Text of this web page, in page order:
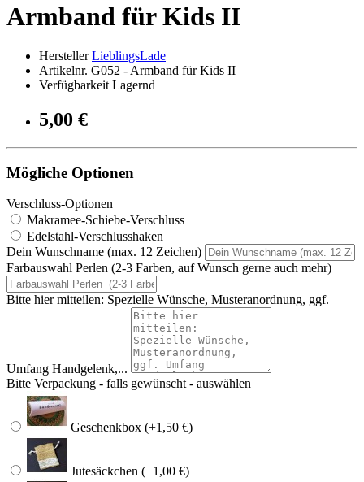
Armband für Kids II
HerstellerLieblingsLade
Artikelnr. G052 - Armband für Kids II
Verfügbarkeit Lagernd
5,00 €
Mögliche Optionen
Verschluss-Optionen
Makramee-Schiebe-Verschluss
Edelstahl-Verschlusshaken
Dein Wunschname (max. 12 Zeichen)
Farbauswahl Perlen (2-3 Farben, auf Wunsch gerne auch mehr)
Bitte hier mitteilen: Spezielle Wünsche, Musteranordnung, ggf.
Umfang Handgelenk,...
Bitte Verpackung - falls gewünscht - auswählen
Geschenkbox (+1,50 €)
Jutesäckchen (+1,00 €)